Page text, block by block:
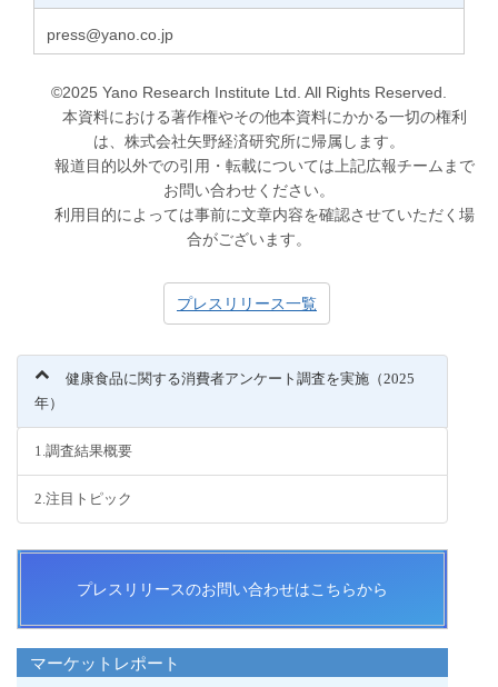
press@yano.co.jp
©2025 Yano Research Institute Ltd. All Rights Reserved.
本資料における著作権やその他本資料にかかる一切の権利
は、株式会社矢野経済研究所に帰属します。
報道目的以外での引用・転載については上記広報チームまで
お問い合わせください。
利用目的によっては事前に文章内容を確認させていただく場
合がございます。
プレスリリース一覧
健康食品に関する消費者アンケート調査を実施（2025
年）
1.調査結果概要
2.注目トピック
プレスリリースのお問い合わせはこちらから
マーケットレポート